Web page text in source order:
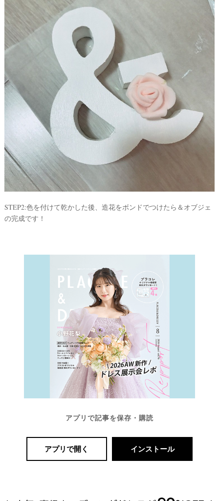
STEP2:色を付けて乾かした後、造花をボンドでつけたら＆オブジェ
の完成です！
アプリで記事を保存・購読
アプリで開く インストール